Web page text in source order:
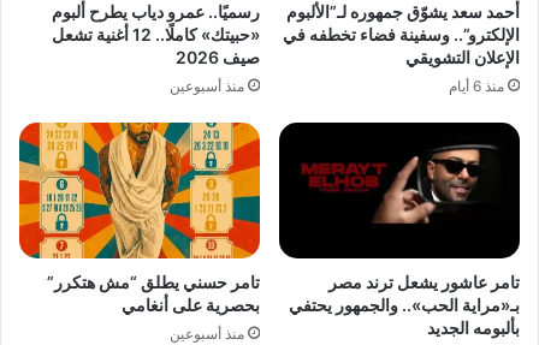
أحمد سعد يشوّق جمهوره لـ”الألبوم
الإلكترو”.. وسفينة فضاء تخطفه في
الإعلان التشويقي
منذ 6 أيام
رسميًا.. عمرو دياب يطرح ألبوم
«حبيتك» كاملًا.. 12 أغنية تشعل
صيف 2026
منذ أسبوعين
تامر عاشور يشعل ترند مصر
بـ«مراية الحب».. والجمهور يحتفي
بألبومه الجديد
تامر حسني يطلق “مش هتكرر”
بحصرية على أنغامي
منذ أسبوعين